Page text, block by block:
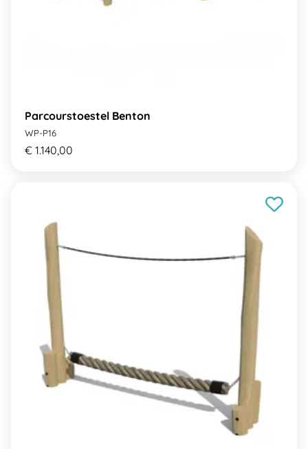
Parcourstoestel Benton
WP-P16
€ 1.140,00